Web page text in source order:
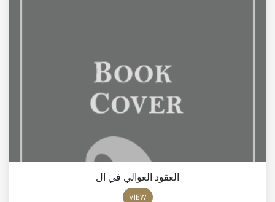
العقود العوالي في ال
VIEW